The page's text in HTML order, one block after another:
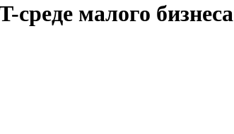
среде малого бизнеса